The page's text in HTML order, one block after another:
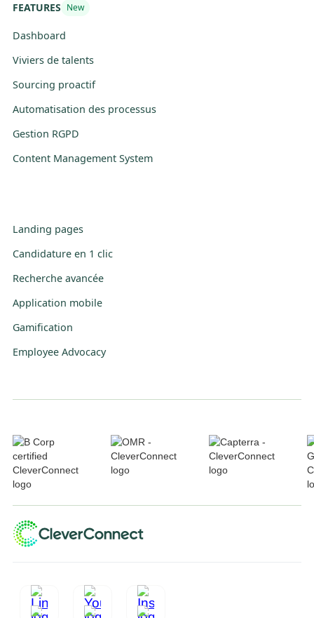
FEATURES New
Dashboard
Viviers de talents
Sourcing proactif
Automatisation des processus
Gestion RGPD
Content Management System
Landing pages
Candidature en 1 clic
Recherche avancée
Application mobile
Gamification
Employee Advocacy